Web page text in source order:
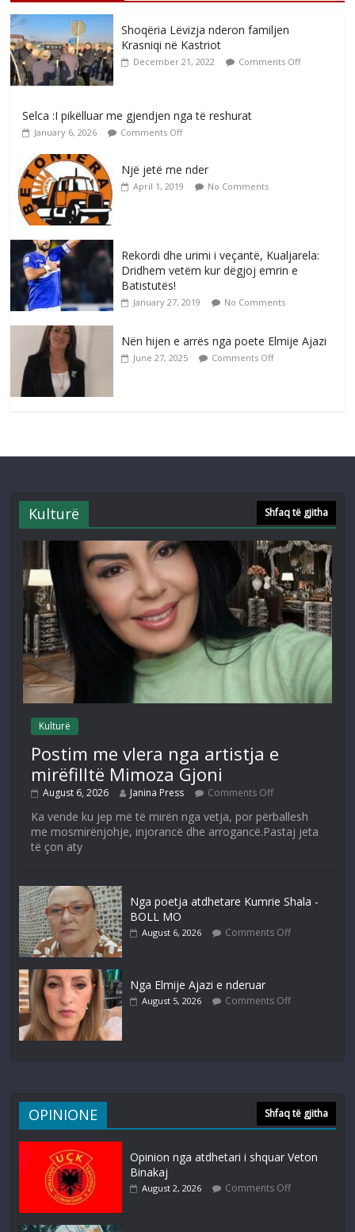
Shoqëria Lëvizja nderon familjen
Krasniqi në Kastriot
December 21, 2022 Comments Off
Selca :I pikëlluar me gjendjen nga të reshurat
January 6, 2026 Comments Off
Një jetë me nder
April 1, 2019 No Comments
Rekordi dhe urimi i veçantë, Kualjarela:
Dridhem vetëm kur dëgjoj emrin e
Batistutës!
January 27, 2019 No Comments
Nën hijen e arrës nga poete Elmije Ajazi
June 27, 2025 Comments Off
Kulturë Shfaq të gjitha
Kulturë
Postim me vlera nga artistja e
mirëfilltë Mimoza Gjoni
August 6, 2026 Janina Press Comments Off
Ka vende ku jep më të mirën nga vetja, por përballesh
me mosmirënjohje, injorancë dhe arrogancë.Pastaj jeta
të çon aty
Nga poetja atdhetare Kumrie Shala -
BOLL MO
August 6, 2026 Comments Off
Nga Elmije Ajazi e nderuar
August 5, 2026 Comments Off
OPINIONE Shfaq të gjitha
Opinion nga atdhetari i shquar Veton
Binakaj
August 2, 2026 Comments Off